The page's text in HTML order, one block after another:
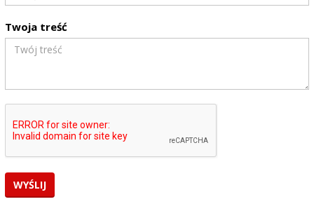
Twoja treść